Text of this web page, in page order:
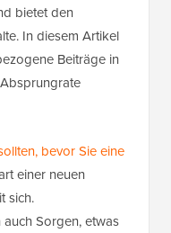
bietet den
In diesem Artikel
Beiträge in
bevor Sie eine
einer neuen
sich.
Sorgen, etwas